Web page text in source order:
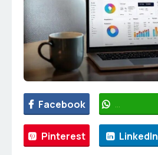
Facebook WhatsApp
Pinterest LinkedIn